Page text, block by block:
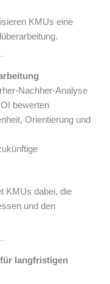
KMUs eine
Nachher-Analyse
bewerten
Orientierung und
KMUs dabei, die
und den
langfristigen